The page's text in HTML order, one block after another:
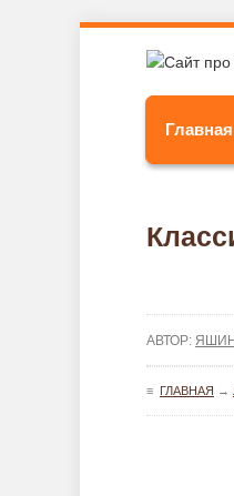
Главная
АВТОР:
≡ ГЛАВНАЯ →